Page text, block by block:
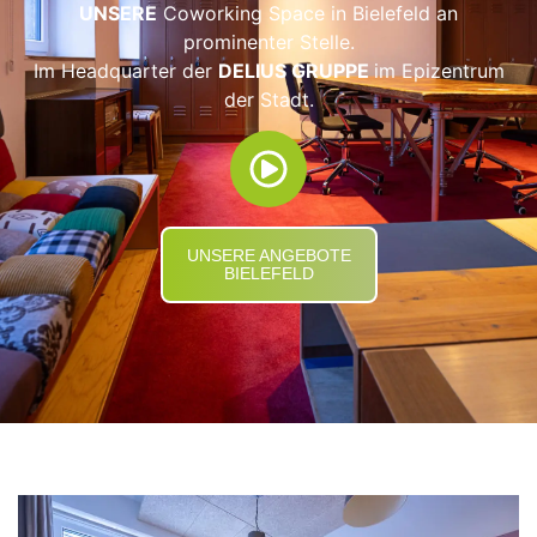
UNSERECoworking Space in Bielefeld an
prominenter Stelle.
Im Headquarter der DELIUS GRUPPEim Epizentrum
der Stadt.
UNSERE ANGEBOTE
BIELEFELD